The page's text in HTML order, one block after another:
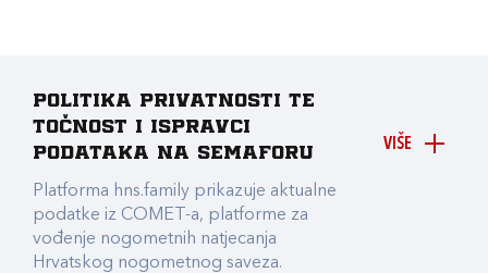
VIŠE
Politika privatnosti te
točnost i ispravci
podataka na Semaforu
Platforma hns.family prikazuje aktualne
podatke iz COMET-a, platforme za
vođenje nogometnih natjecanja
Hrvatskog nogometnog saveza.